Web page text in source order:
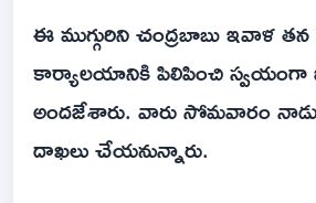
ఈ ముగ్గురిని చంద్రబాబు ఇవాళ తన
కార్యాలయానికి పిలిపించి స్వయంగా
అందజేశారు. వారు సోమవారం
దాఖలు చేయనున్నారు.